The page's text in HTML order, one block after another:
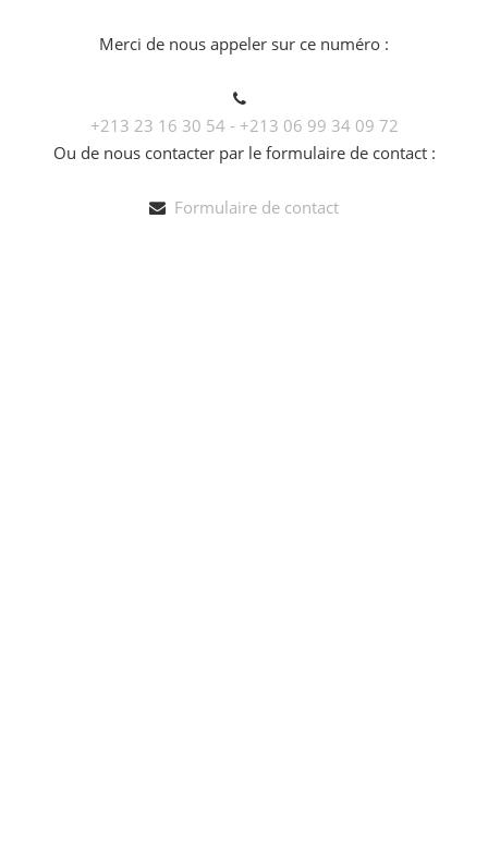
Merci de nous appeler sur ce numéro :
+213 23 16 30 54 - +213 06 99 34 09 72
Ou de nous contacter par le formulaire de contact :
Formulaire de contact